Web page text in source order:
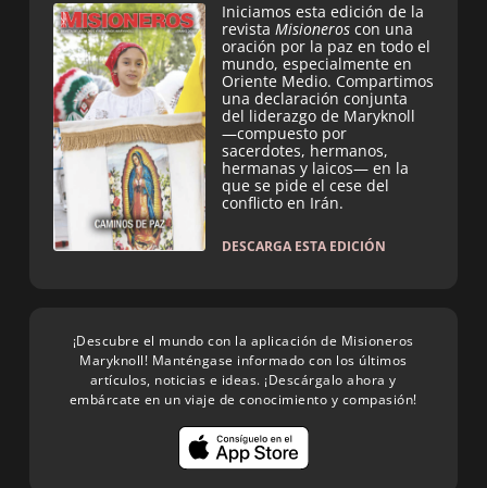
Iniciamos esta edición de la
revista Misioneros con una
oración por la paz en todo el
mundo, especialmente en
Oriente Medio. Compartimos
una declaración conjunta
del liderazgo de Maryknoll
—compuesto por
sacerdotes, hermanos,
hermanas y laicos— en la
que se pide el cese del
conflicto en Irán.
DESCARGA ESTA EDICIÓN
¡Descubre el mundo con la aplicación de Misioneros
Maryknoll! Manténgase informado con los últimos
artículos, noticias e ideas. ¡Descárgalo ahora y
embárcate en un viaje de conocimiento y compasión!